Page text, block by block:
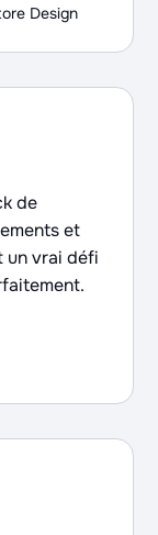
Design
de
et
un vrai défi